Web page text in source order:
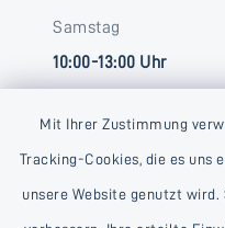
Mit Ihrer Zustimmung
Tracking-Cookies, die es uns
unsere Website genutzt
Samstag
10:00-13:00 Uhr